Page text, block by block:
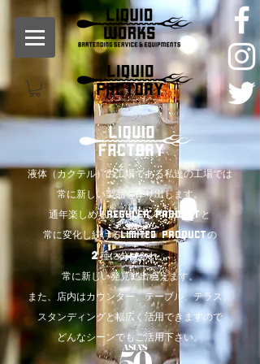
液体（カクテル）の工場である私達の工場では
常に新しい製品を作り出します。
通年楽しめるReguler productと
常に変化し続けるLIMITED productの
2種に分けられ、
常に新しい発見に出会えます。
また、店内はカウンター、テーブル、テラス、
スタンディングと幅広く活用できますので
どんなシーンでもご活用下さい。